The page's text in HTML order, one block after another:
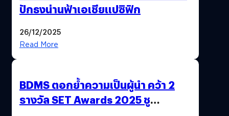
ปักธงน่านฟ้าเอเชียแปซิฟิก
26/12/2025
Read More
BDMS ตอกย้ำความเป็นผู้นำ คว้า 2
รางวัล SET Awards 2025 ชู